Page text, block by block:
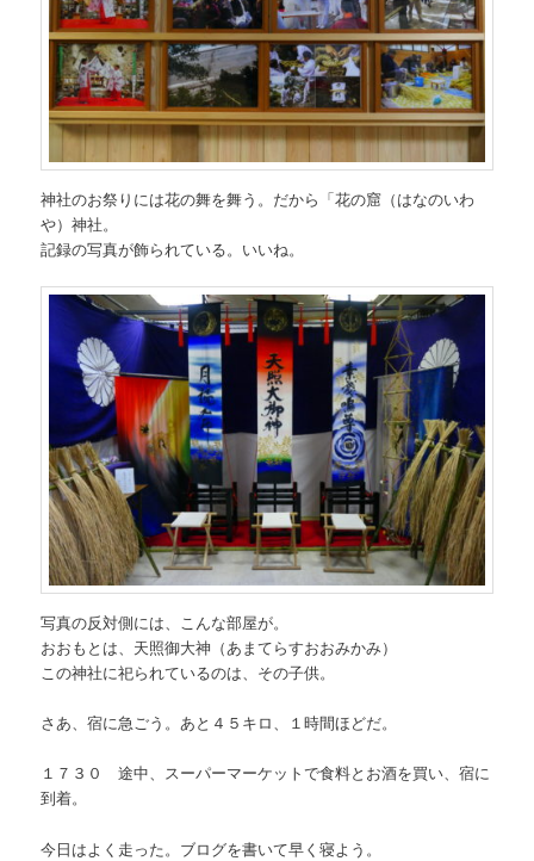
神社のお祭りには花の舞を舞う。だから「花の窟（はなのいわ
や）神社。
記録の写真が飾られている。いいね。
写真の反対側には、こんな部屋が。
おおもとは、天照御大神（あまてらすおおみかみ）
この神社に祀られているのは、その子供。
さあ、宿に急ごう。あと４５キロ、１時間ほどだ。
１７３０ 途中、スーパーマーケットで食料とお酒を買い、宿に
到着。
今日はよく走った。ブログを書いて早く寝よう。